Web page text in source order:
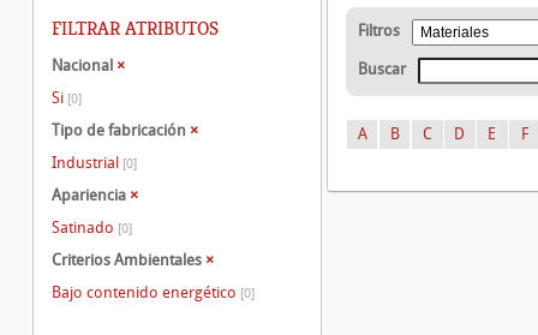
Filtros
Buscar
A B C D E F
FILTRAR ATRIBUTOS
Nacional ×
Si [0]
Tipo de fabricación ×
Industrial [0]
Apariencia ×
Satinado [0]
Criterios Ambientales ×
Bajo contenido energético [0]